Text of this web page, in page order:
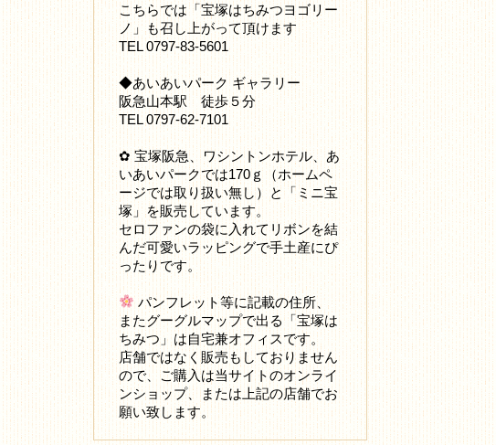
こちらでは「宝塚はちみつヨゴリー
ノ」も召し上がって頂けます
TEL 0797-83-5601
◆あいあいパーク ギャラリー
阪急山本駅 徒歩５分
TEL 0797-62-7101
✿ 宝塚阪急、ワシントンホテル、あ
いあいパークでは170ｇ（ホームペ
ージでは取り扱い無し）と「ミニ宝
塚」を販売しています。
セロファンの袋に入れてリボンを結
んだ可愛いラッピングで手土産にぴ
ったりです。
パンフレット等に記載の住所、
またグーグルマップで出る「宝塚は
ちみつ」は自宅兼オフィスです。
店舗ではなく販売もしておりません
ので、ご購入は当サイトのオンライ
ンショップ、または上記の店舗でお
願い致します。